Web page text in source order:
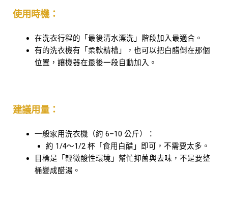
使用時機：
在洗衣行程的「最後清水漂洗」階段加入最適合。
有的洗衣機有「柔軟精槽」，也可以把白醋倒在那個
位置，讓機器在最後一段自動加入。
建議用量：
一般家用洗衣機（約 6–10 公斤）：
約 1/4～1/2 杯「食用白醋」即可，不需要太多。
目標是「輕微酸性環境」幫忙抑菌與去味，不是要整
桶變成醋湯。